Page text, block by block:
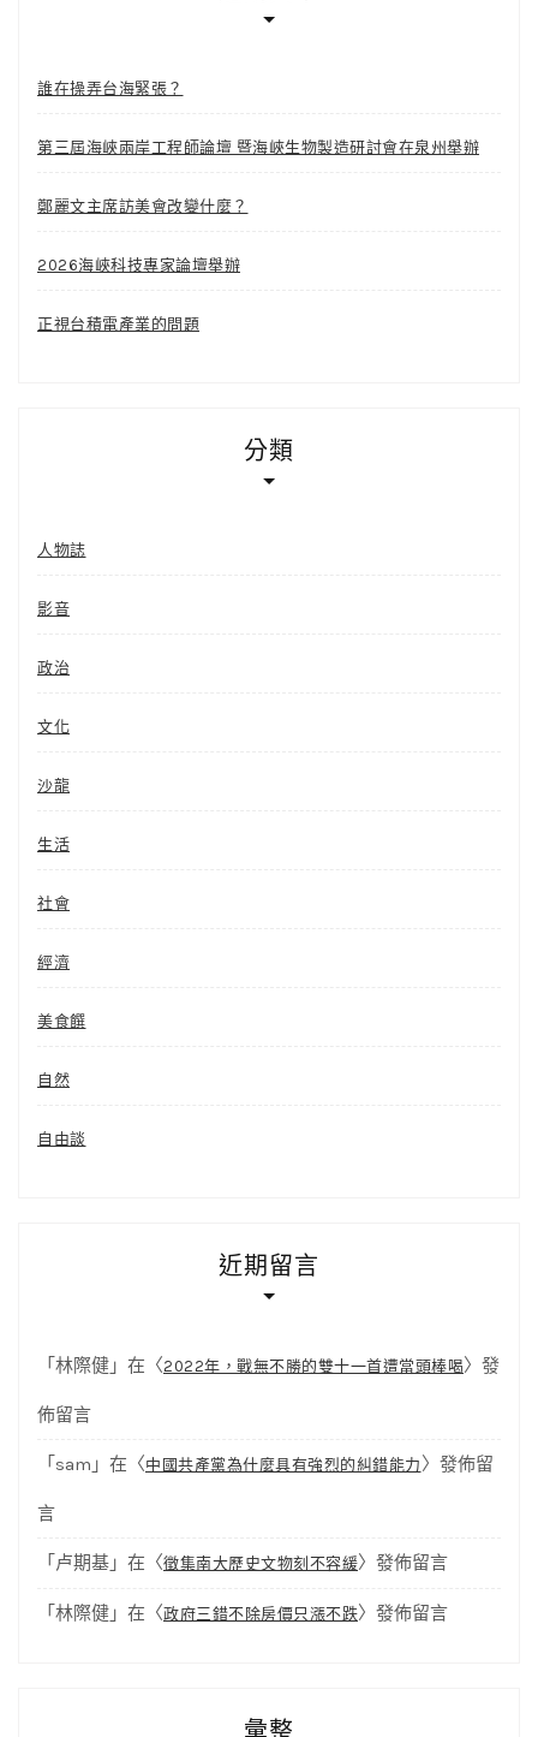
誰在操弄台海緊張？
第三屆海峽兩岸工程師論壇 暨海峽生物製造研討會在泉州舉辦
鄭麗文主席訪美會改變什麼？
2026海峽科技專家論壇舉辦
正視台積電產業的問題
分類
人物誌
影音
政治
文化
沙龍
生活
社會
經濟
美食饌
自然
自由談
近期留言
「 林際健 」在〈2022年，戰無不勝的雙十一首遭當頭棒喝〉發
佈留言
「 sam 」在〈中國共產黨為什麼具有強烈的糾錯能力 〉發佈留
言
「 卢期基 」在〈徵集南大歷史文物刻不容緩〉發佈留言
「 林際健 」在〈政府三錯不除房價只漲不跌〉發佈留言
彙整